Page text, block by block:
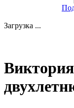
Загрузка ...